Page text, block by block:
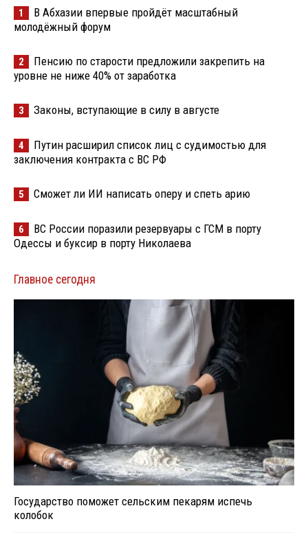
1
В Абхазии впервые пройдёт масштабный
молодёжный форум
2
Пенсию по старости предложили закрепить на
уровне не ниже 40% от заработка
3 Законы, вступающие в силу в августе
4
Путин расширил список лиц с судимостью для
заключения контракта с ВС РФ
5 Сможет ли ИИ написать оперу и спеть арию
6
ВС России поразили резервуары с ГСМ в порту
Одессы и буксир в порту Николаева
Главное сегодня
Государство поможет сельским пекарям испечь
колобок